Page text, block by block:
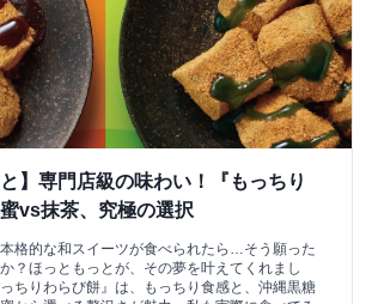
と】専門店級の味わい！『もっちり
vs抹茶、究極の選択
格的な和スイーツが食べられたら…そう願った
？ほっともっとが、その夢を叶えてくれまし
ちりわらび餅』は、もっちり食感と、沖縄黒糖